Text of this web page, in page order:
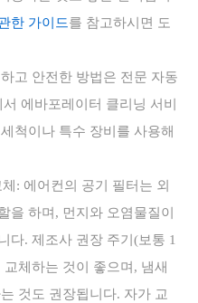
한 가이드를 참고하시면 도
고 안전한 방법은 전문 자동
에바포레이터 클리닝 서비
척이나 특수 장비를 사용해
: 에어컨의 공기 필터는 외
을 하며, 먼지와 오염물질이
다. 제조사 권장 주기(보통 1
체하는 것이 좋으며, 냄새
것도 권장됩니다. 자가 교